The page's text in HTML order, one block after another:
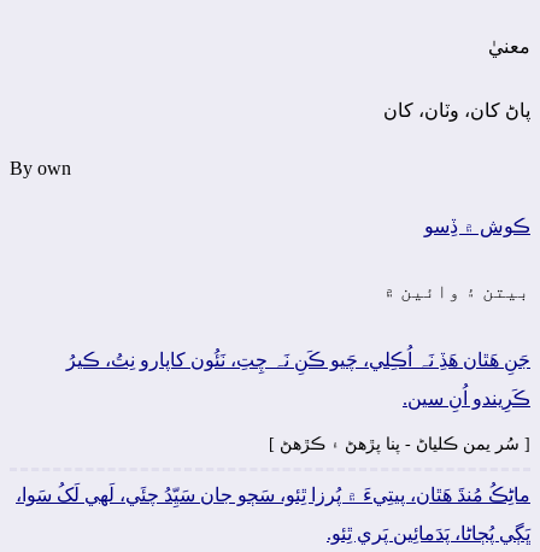
معنيٰ
پاڻ کان، وٽان، کان
By own
ڪوش ۾ ڏِسو
بيتن ۽ وائين ۾
جَنِ ھَٿان ھَڏِ نَہ اُڪِلي، چَيو ڪَنِ نَہ چِتِ، نَئُون کاپارو نِتُ، ڪيرُ
ڪَرِيندو اُنِ سين.
[ سُر يمن ڪلياڻ - پنا پڙهڻ ۽ ڪڙهڻ ]
ماڻِڪُ مُنڌَ ھَٿان، پيتِيءَ ۾ پُرزا ٿِئو، سَڄو جان سَيِّدُ چئَي، لَھي لَکُ سَوا،
ڀَڳي پُڄاڻا، پَدَمائِين پَري ٿِئو.